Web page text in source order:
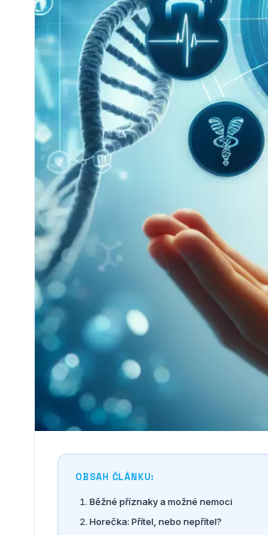
OBSAH ČLÁNKU:
Běžné příznaky a možné nemoci
Horečka: Přítel, nebo nepřítel?